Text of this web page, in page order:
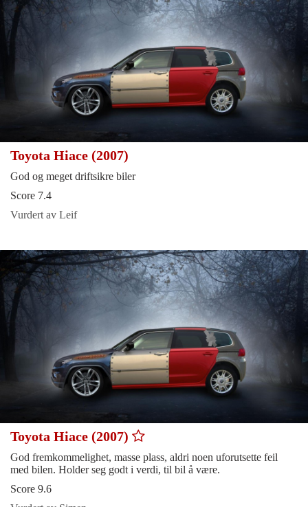
Toyota Hiace (2007)
God og meget driftsikre biler
Score 7.4
Vurdert av Leif
Toyota Hiace (2007)
God fremkommelighet, masse plass, aldri noen uforutsette feil
med bilen. Holder seg godt i verdi, til bil å være.
Score 9.6